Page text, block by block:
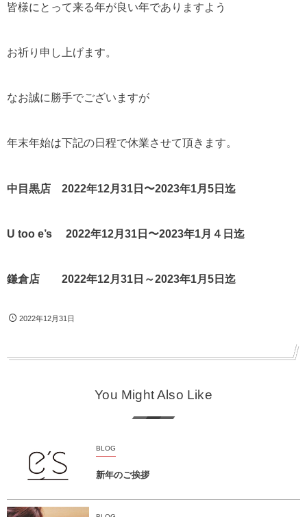
皆様にとって来る年が良い年でありますよう
お祈り申し上げます。
なお誠に勝手でございますが
年末年始は下記の日程で休業させて頂きます。
中目黒店 2022年12月31日〜2023年1月5日迄
U too e’s 2022年12月31日〜2023年1月４日迄
鎌倉店 2022年12月31日～2023年1月5日迄
2022年12月31日
You Might Also Like
BLOG
新年のご挨拶